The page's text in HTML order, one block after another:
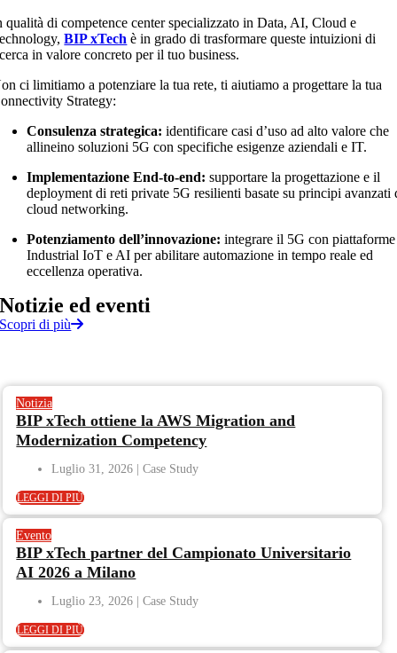
qualità di competence center specializzato in Data, AI, Cloud e
BIP xTech è in grado di trasformare queste intuizioni di
in valore concreto per il tuo business.
ci limitiamo a potenziare la tua rete, ti aiutiamo a progettare la tua
Strategy:
Consulenza strategica: identificare casi d’uso ad alto valore che
allineino soluzioni 5G con specifiche esigenze aziendali e IT.
Implementazione End-to-end: supportare la progettazione e il
deployment di reti private 5G resilienti basate su principi avanzati
cloud networking.
Potenziamento dell’innovazione: integrare il 5G con piattaforme
Industrial IoT e AI per abilitare automazione in tempo reale ed
eccellenza operativa.
Notizie edeventi
Scopri di più
Notizia
BIP xTech ottiene la AWS Migration and
Modernization Competency
Luglio 31, 2026
LEGGI DI PIÙ
Evento
BIP xTech partner del Campionato Universitario
AI 2026 a Milano
Luglio 23, 2026
LEGGI DI PIÙ